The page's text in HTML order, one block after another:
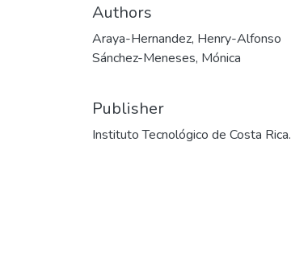
Authors
Araya-Hernandez, Henry-Alfonso
Sánchez-Meneses, Mónica
Publisher
Instituto Tecnológico de Costa Rica.